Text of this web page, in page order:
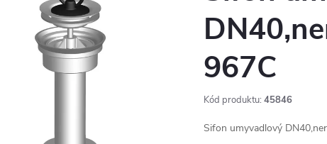
967C
Kód produktu: 45846
Sifon umyvadlový